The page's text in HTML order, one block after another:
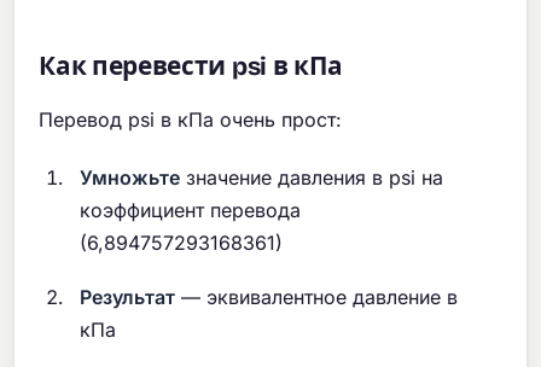
Как перевести psi в кПа
Перевод psi в кПа очень прост:
Умножьте значение давления в psi на
коэффициент перевода
(6,894757293168361)
Результат — эквивалентное давление в
кПа